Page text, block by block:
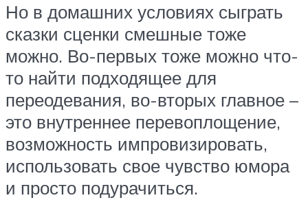
Но в домашних условиях сыграть
сказки сценки смешные тоже
можно. Во-первых тоже можно что-
то найти подходящее для
переодевания, во-вторых главное –
это внутреннее перевоплощение,
возможность импровизировать,
использовать свое чувство юмора
и просто подурачиться.